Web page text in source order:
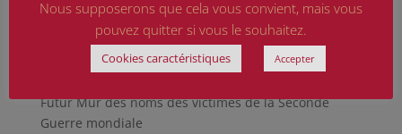
musée de Besançon
HIROSHIMA
En silence et en peine
Futur Mur des noms des victimes de la Seconde
Guerre mondiale
Nous supposerons que cela vous convient, mais vous
pouvez quitter si vous le souhaitez.
Cookies caractéristiques Accepter